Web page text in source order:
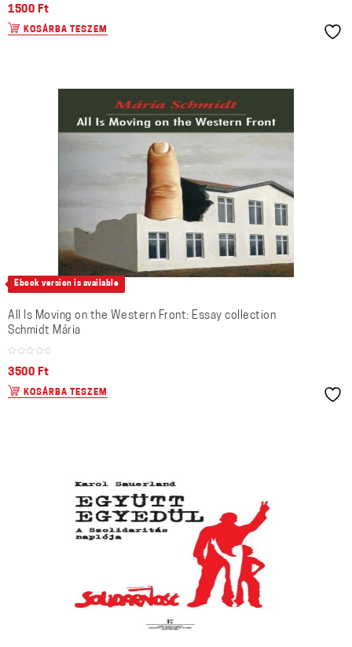
1500 Ft
KOSÁRBA TESZEM
Ebook version is available
All Is Moving on the Western Front: Essay collection
Schmidt Mária
3500 Ft
KOSÁRBA TESZEM